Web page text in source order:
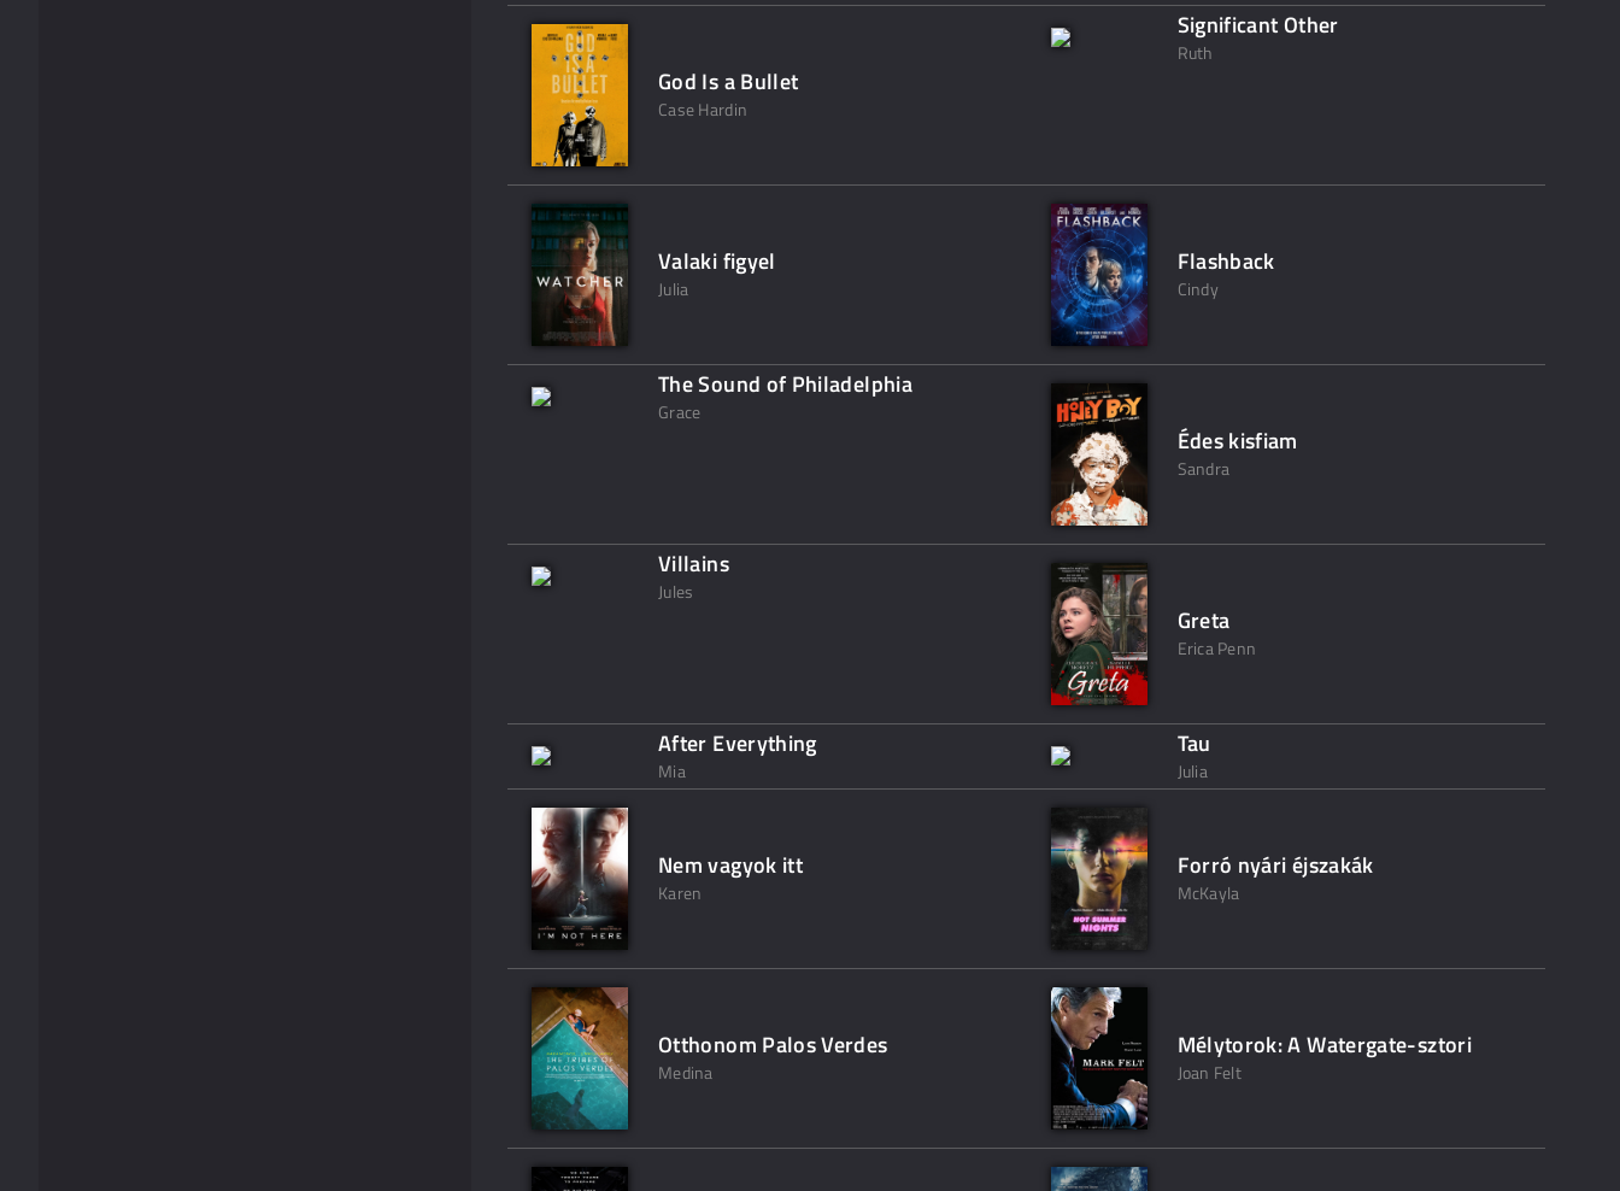
God Is a Bullet
Case Hardin
Significant Other
Ruth
Valaki figyel
Julia
Flashback
Cindy
The Sound of Philadelphia
Grace
Édes kisfiam
Sandra
Villains
Jules
Greta
Erica Penn
After Everything
Mia
Tau
Julia
Nem vagyok itt
Karen
Forró nyári éjszakák
McKayla
Otthonom Palos Verdes
Medina
Mélytorok: A Watergate-sztori
Joan Felt